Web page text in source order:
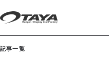
記事一覧